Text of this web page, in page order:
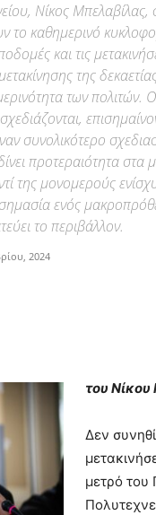
Νίκος
το καθημερινό
και τις
της
των
συνολικότερο
προτεραιότητα στα
της μονομερούς
σημασία ενός
το περιβάλλον.
2024
του
Δεν
μετρό του